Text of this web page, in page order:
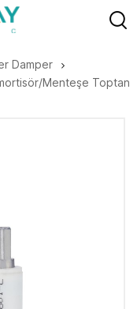
Damper
menteşe Toptan